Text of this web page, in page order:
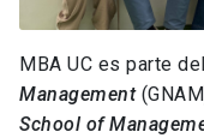
MBA UC es parte del
Management
School of